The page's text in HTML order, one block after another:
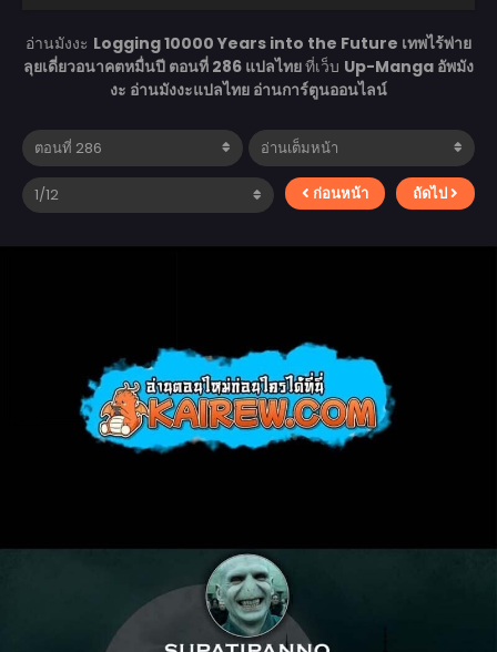
อ่านมังงะ Logging 10000 Years into the Future เทพไร้พ่าย
ลุยเดี่ยวอนาคตหมื่นปี ตอนที่ 286 แปลไทยที่เว็บ Up-Manga อัพมัง
งะ อ่านมังงะแปลไทย อ่านการ์ตูนออนไลน์
ก่อนหน้า ถัดไป